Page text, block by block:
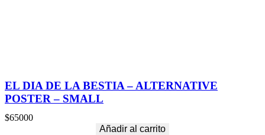
EL DIA DE LA BESTIA – ALTERNATIVE
POSTER – SMALL
$65000
Añadir al carrito